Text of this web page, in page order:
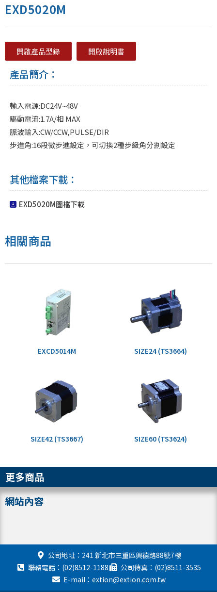
EXD5020M
開啟產品型錄 開啟說明書
產品簡介：
輸入電源:DC24V~48V
驅動電流:1.7A/相 MAX
脈波輸入:CW/CCW,PULSE/DIR
步進角:16段微步進設定，可切換2種步級角分割設定
其他檔案下載：
EXD5020M圖檔下載
相關商品
EXCD5014M SIZE24 (TS3664)
SIZE42 (TS3667) SIZE60 (TS3624)
更多商品
網站內容
公司地址：241 新北市三重區興德路88號7樓
聯絡電話：(02)8512-1188
公司傳真：(02)8511-3535
E-mail：extion@extion.com.tw